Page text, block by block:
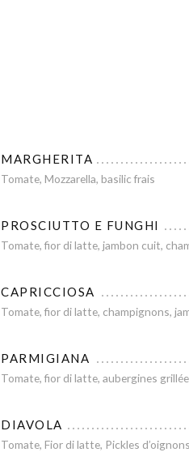
MARGHERITA
Tomate, Mozzarella, basilic frais
PROSCIUTTO E FUNGHI
Tomate, fior di latte, jambon cuit,
CAPRICCIOSA
Tomate, fior di latte, champignons,
PARMIGIANA
Tomate, fior di latte, aubergines
DIAVOLA
Tomate, Fior di latte, Pickles